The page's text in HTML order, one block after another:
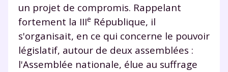
un projet de compromis. Rappelant
fortement la IIIe République, il
s'organisait, en ce qui concerne le pouvoir
législatif, autour de deux assemblées :
l'Assemblée nationale, élue au suffrage